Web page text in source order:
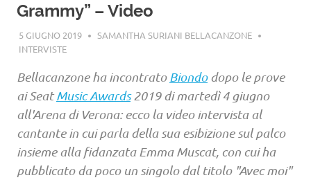
Grammy” – Video
5 GIUGNO 2019
SAMANTHA SURIANI BELLACANZONE
INTERVISTE
Bellacanzone ha incontratoBiondodopo le prove
ai SeatMusic Awards2019 di martedì 4 giugno
all'Arena di Verona: ecco la video intervista al
cantante in cui parla della sua esibizione sul palco
insieme alla fidanzata Emma Muscat, con cui ha
pubblicato da poco un singolo dal titolo "Avec moi"